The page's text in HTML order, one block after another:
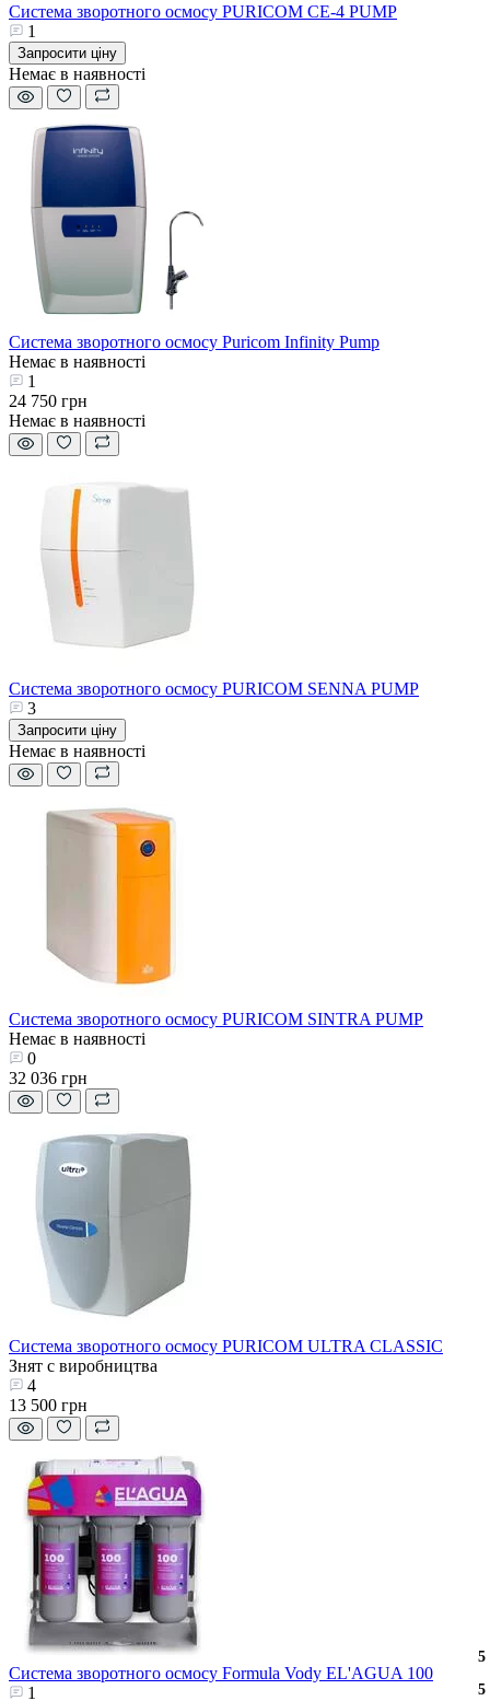
3
3
2
2
3
3
5
5
Система зворотного осмосу PURICOM CE-4 PUMP
1
Запросити ціну
Немає в наявності
Система зворотного осмосу Puricom Infinity Pump
Немає в наявності
1
24 750 грн
Немає в наявності
Система зворотного осмосу PURICOM SENNA PUMP
3
Запросити ціну
Немає в наявності
Система зворотного осмосу PURICOM SINTRA PUMP
Немає в наявності
0
32 036 грн
Система зворотного осмосу PURICOM ULTRA CLASSIC
Знят с виробництва
4
13 500 грн
Система зворотного осмосу Formula Vody EL'AGUA 100
1